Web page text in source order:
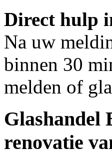
Direct hulp
Na uw
binnen 30
melden of
Glashandel
renovatie